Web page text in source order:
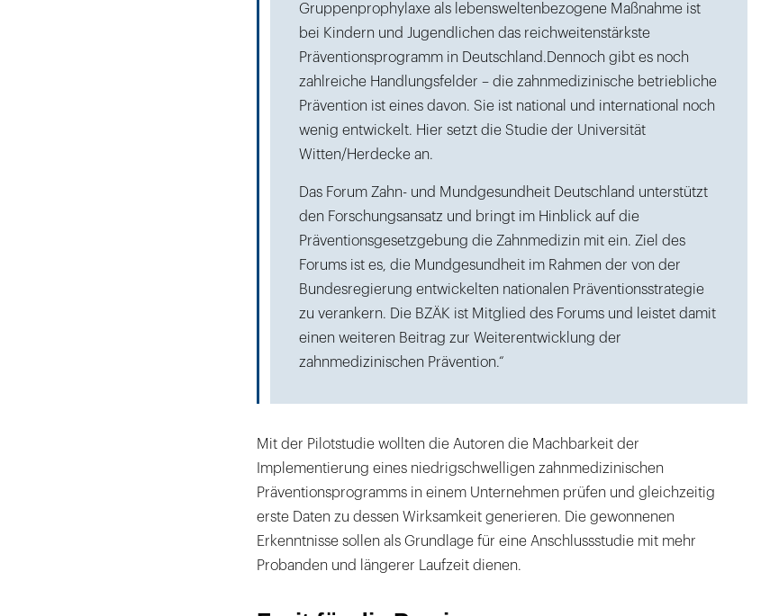
Gruppenprophylaxe als lebensweltenbezogene Maßnahme ist
bei Kindern und Jugendlichen das reichweitenstärkste
Präventionsprogramm in Deutschland.Dennoch gibt es noch
zahlreiche Handlungsfelder – die zahnmedizinische betriebliche
Prävention ist eines davon. Sie ist national und international noch
wenig entwickelt. Hier setzt die Studie der Universität
Witten/Herdecke an.
Das Forum Zahn- und Mundgesundheit Deutschland unterstützt
den Forschungsansatz und bringt im Hinblick auf die
Präventionsgesetzgebung die Zahnmedizin mit ein. Ziel des
Forums ist es, die Mundgesundheit im Rahmen der von der
Bundesregierung entwickelten nationalen Präventionsstrategie
zu verankern. Die BZÄK ist Mitglied des Forums und leistet damit
einen weiteren Beitrag zur Weiterentwicklung der
zahnmedizinischen Prävention.“
Mit der Pilotstudie wollten die Autoren die Machbarkeit der
Implementierung eines niedrigschwelligen zahnmedizinischen
Präventionsprogramms in einem Unternehmen prüfen und gleichzeitig
erste Daten zu dessen Wirksamkeit generieren. Die gewonnenen
Erkenntnisse sollen als Grundlage für eine Anschlussstudie mit mehr
Probanden und längerer Laufzeit dienen.